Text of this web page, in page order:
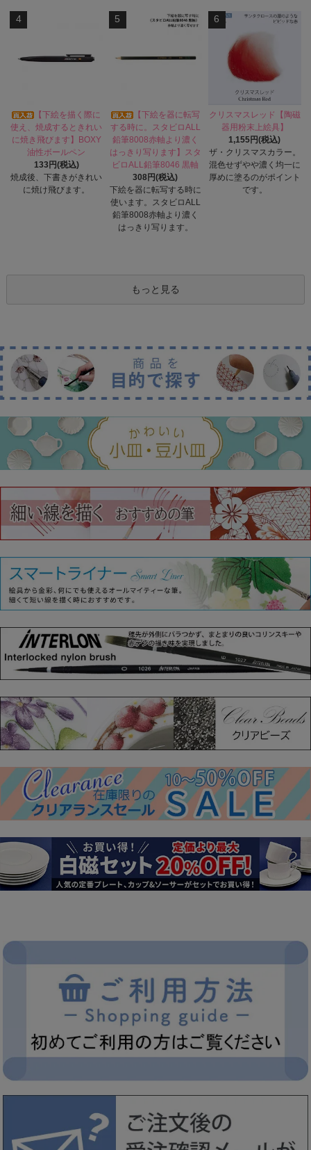
4
【下絵を描く際に
使え、焼成するときれい
に焼き飛びます】BOXY
油性ボールペン
133円(税込)
焼成後、下書きがきれい
に焼け飛びます。
5
【下絵を器に転写
する時に。スタビロALL
鉛筆8008赤軸より濃く
はっきり写ります】スタ
ビロALL鉛筆8046 黒軸
308円(税込)
下絵を器に転写する時に
使います。スタビロALL
鉛筆8008赤軸より濃く
はっきり写ります。
6
クリスマスレッド【陶磁
器用粉末上絵具】
1,155円(税込)
ザ・クリスマスカラー。
混色せずやや濃く均一に
厚めに塗るのがポイント
です。
もっと見る